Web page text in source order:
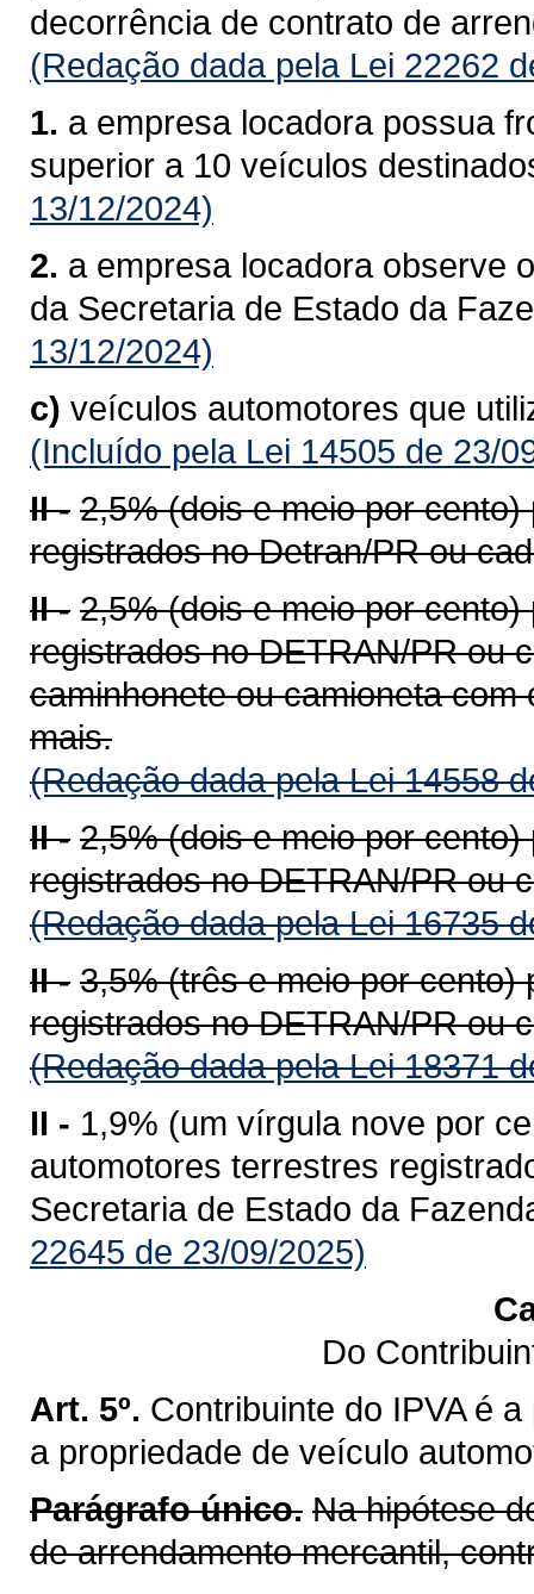
decorrência de contrato de
(Redação dada pela Lei 22262
1. a empresa locadora possua
superior a 10 veículos
13/12/2024)
2. a empresa locadora observe
da Secretaria de Estado da
13/12/2024)
c) veículos automotores que
(Incluído pela Lei 14505 de 23/
II - 2,5% (dois e meio por
registrados no Detran/PR ou
II - 2,5% (dois e meio por
registrados no DETRAN/PR ou
caminhonete ou camioneta
mais.
(Redação dada pela Lei 14558
II - 2,5% (dois e meio por
registrados no DETRAN/PR ou
(Redação dada pela Lei 16735
II - 3,5% (três e meio por
registrados no DETRAN/PR ou
(Redação dada pela Lei 18371
II - 1,9% (um vírgula nove por
automotores terrestres
Secretaria de Estado da
22645 de 23/09/2025)
Do
Art. 5º. Contribuinte do IPVA é
a propriedade de veículo
Parágrafo único. Na hipótese
de arrendamento mercantil,